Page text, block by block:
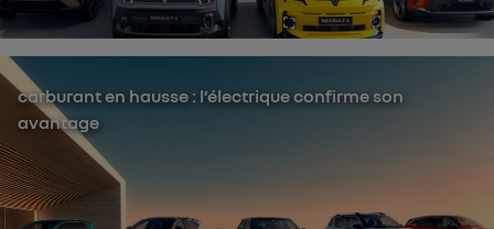
carburant en hausse : l’électrique confirme son
avantage